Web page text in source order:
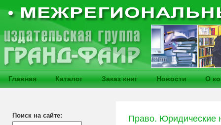
Главная Каталог Заказ книг Новости О
Поиск на сайте: Право. Юридические